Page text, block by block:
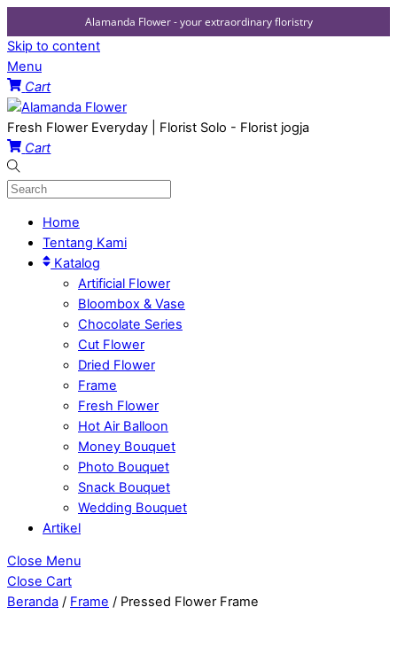
Alamanda Flower - your extraordinary floristry
Skip to content
Menu
Cart
Fresh Flower Everyday | Florist Solo - Florist jogja
Cart
Home
Tentang Kami
Katalog
Artificial Flower
Bloombox & Vase
Chocolate Series
Cut Flower
Dried Flower
Frame
Fresh Flower
Hot Air Balloon
Money Bouquet
Photo Bouquet
Snack Bouquet
Wedding Bouquet
Artikel
Close Menu
Close Cart
Beranda / Frame / Pressed Flower Frame